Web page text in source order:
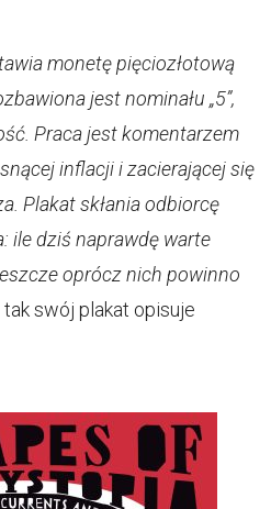
monetę pięciozłotową
jest nominału „5”,
Praca jest komentarzem
inflacji i zacierającej się
Plakat skłania odbiorcę
ile dziś naprawdę warte
oprócz nich powinno
swój plakat opisuje